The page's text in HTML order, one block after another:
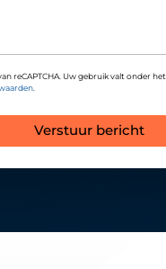
reCAPTCHA. Uw gebruik valt onder het
.
Verstuur bericht